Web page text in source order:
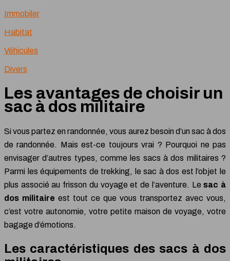
Immobiler
Habitat
Véhicules
Divers
Les avantages de choisir un
sac à dos militaire
Si vous partez en randonnée, vous aurez besoin d’un sac à dos
de randonnée. Mais est-ce toujours vrai ? Pourquoi ne pas
envisager d’autres types, comme les sacs à dos militaires ?
Parmi les équipements de trekking, le sac à dos est l’objet le
plus associé au frisson du voyage et de l’aventure. Lesac à
dos militaire est tout ce que vous transportez avec vous,
c’est votre autonomie, votre petite maison de voyage, votre
bagage d’émotions.
Les caractéristiques des sacs à dos